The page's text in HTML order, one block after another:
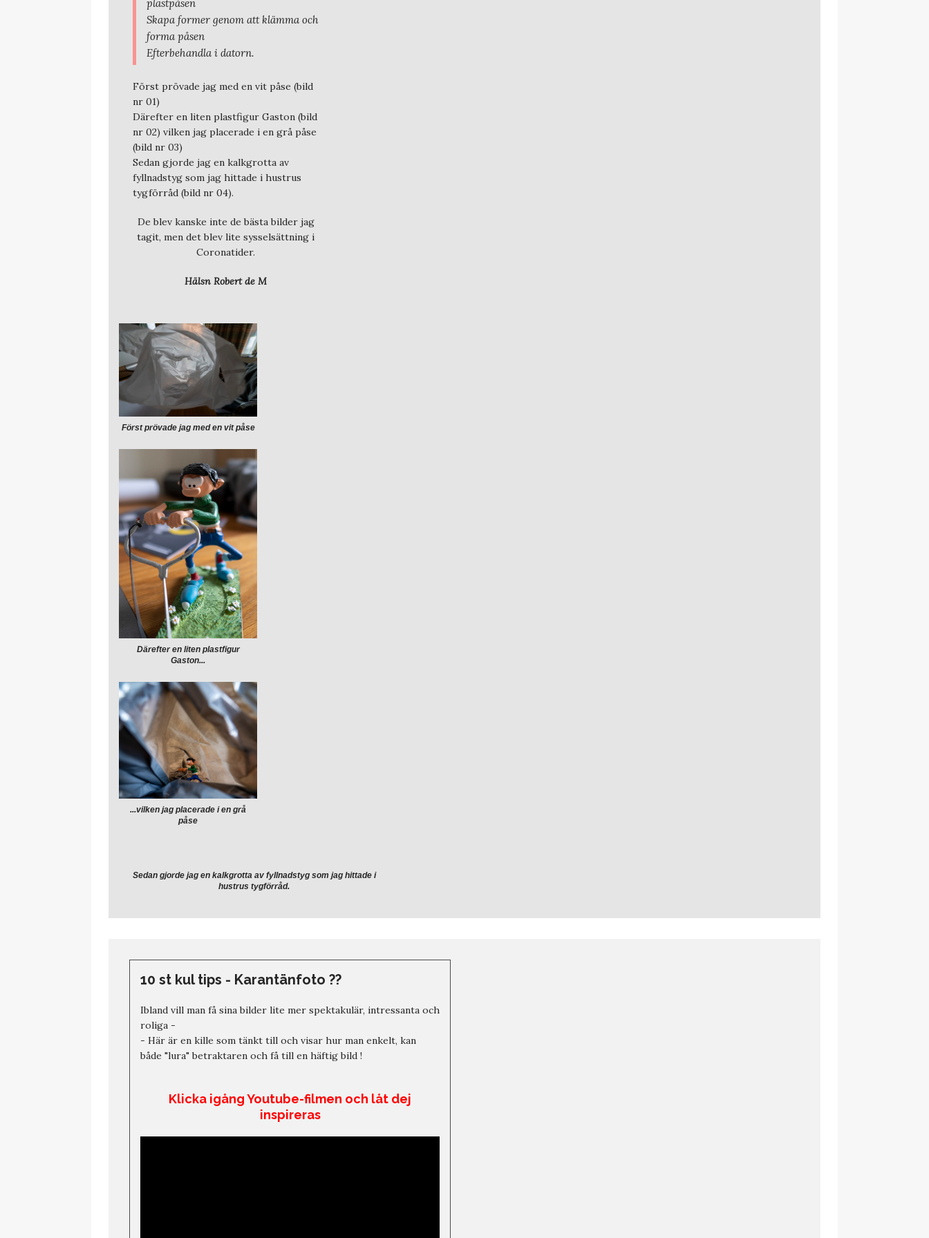
plastpåsen
Skapa former genom att klämma och
forma påsen
Efterbehandla i datorn.
Först prövade jag med en vit påse (bild
nr 01)
Därefter en liten plastfigur Gaston (bild
nr 02) vilken jag placerade i en grå påse
(bild nr 03)
Sedan gjorde jag en kalkgrotta av
fyllnadstyg som jag hittade i hustrus
tygförråd (bild nr 04).
De blev kanske inte de bästa bilder jag
tagit, men det blev lite sysselsättning i
Coronatider.
Hälsn Robert de M
Först prövade jag med en vit påse
Därefter en liten plastfigur
Gaston...
...vilken jag placerade i en grå
påse
Sedan gjorde jag en kalkgrotta av fyllnadstyg som jag hittade i
hustrus tygförråd.
10 st kul tips - Karantänfoto ??
Ibland vill man få sina bilder lite mer spektakulär, intressanta och
roliga -
- Här är en kille som tänkt till och visar hur man enkelt, kan
både "lura" betraktaren och få till en häftig bild !
Klicka igång Youtube-filmen och låt dej
inspireras